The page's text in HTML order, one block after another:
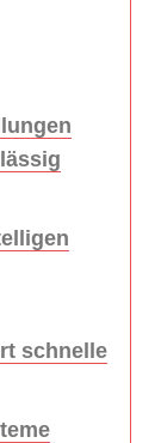
schnelle